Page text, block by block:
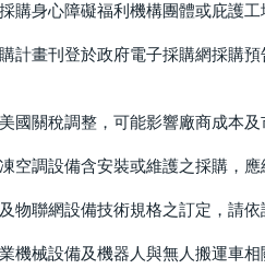
購身心障礙福利機構團體或庇護
計畫刊登於政府電子採購網採購
國關稅調整，可能影響廠商成本
空調設備含安裝或維護之採購，
物聯網設備技術規格之訂定，請
機械設備及機器人與無人搬運車